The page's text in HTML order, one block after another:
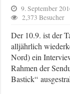
9. September
2,373 Besucher
Der 10.9. ist der
alljährlich
Nord) ein
Rahmen der
Bastick“